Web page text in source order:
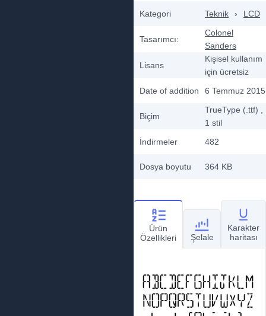
Kategori Teknik › LCD
Tasarımcı:
Colonel
Sanders
Lisans
Kişisel kullanım
için ücretsiz
Date of addition
6 Temmuz 2015
Biçim
TrueType (.ttf)
1 stil
İndirmeler
482
Dosya boyutu 364 KB
Ürün
Özellikleri
Şelale
Karakter
haritası